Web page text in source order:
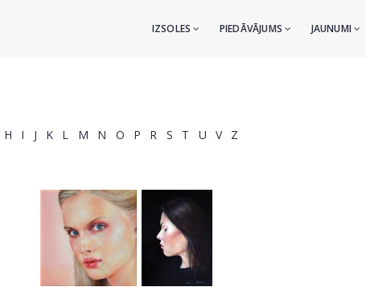
IZSOLES PIEDĀVĀJUMS JAUNUMI
H I J K L M N O P R S T U V Z